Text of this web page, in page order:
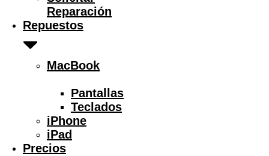
Reparación
Repuestos
MacBook
Pantallas
Teclados
iPhone
iPad
Precios